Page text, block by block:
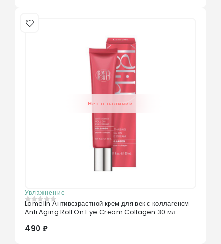
Нет в наличии
Увлажнение
0из 5
Lamelin Антивозрастной крем для век с коллагеном
Anti Aging Roll On Eye Cream Collagen 30 мл
490 ₽